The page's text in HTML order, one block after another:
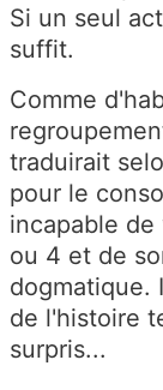
Si un seul
suffit.
Comme
traduirait
pour le
incapable
ou 4 et de
dogmatique.
de l'histoire
surpris...